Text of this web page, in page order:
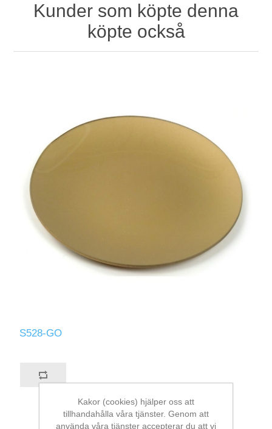
Kunder som köpte denna
köpte också
S528-GO
Kakor (cookies) hjälper oss att
tillhandahålla våra tjänster. Genom att
använda våra tjänster accepterar du att vi